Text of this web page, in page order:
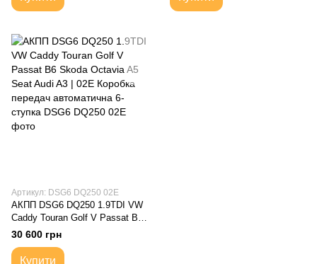
Артикул: DSG6 DQ250 02E
АКПП DSG6 DQ250 1.9TDI VW
Caddy Touran Golf V Passat B6
Skoda Octavia A5 Seat Audi A3 |
02E Коробка передач
автоматична 6-ступка
30 600 грн
Купити